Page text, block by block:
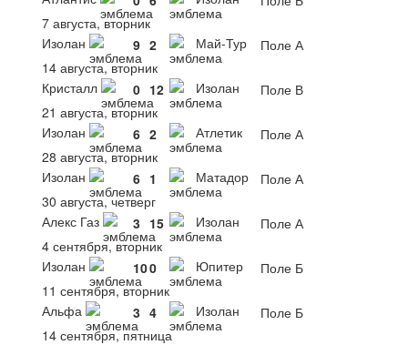
7 августа, вторник
Изолан
9 2 Май-Тур
Поле А
14 августа, вторник
Кристалл
0 12 Изолан
Поле В
21 августа, вторник
Изолан
6 2 Атлетик
Поле А
28 августа, вторник
Изолан
6 1 Матадор
Поле А
30 августа, четверг
Алекс Газ
3 15 Изолан
Поле А
4 сентября, вторник
Изолан
100 Юпитер
Поле Б
11 сентября, вторник
Альфа
3 4 Изолан
Поле Б
14 сентября, пятница